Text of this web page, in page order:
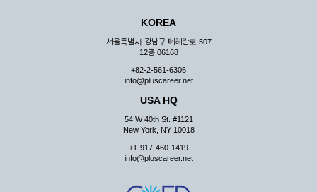
KOREA
서울특별시 강남구 테헤란로 507
12층 06168
+82-2-561-6306
info@pluscareer.net
USA HQ
54 W 40th St. #1121
New York, NY 10018
+1-917-460-1419
info@pluscareer.net